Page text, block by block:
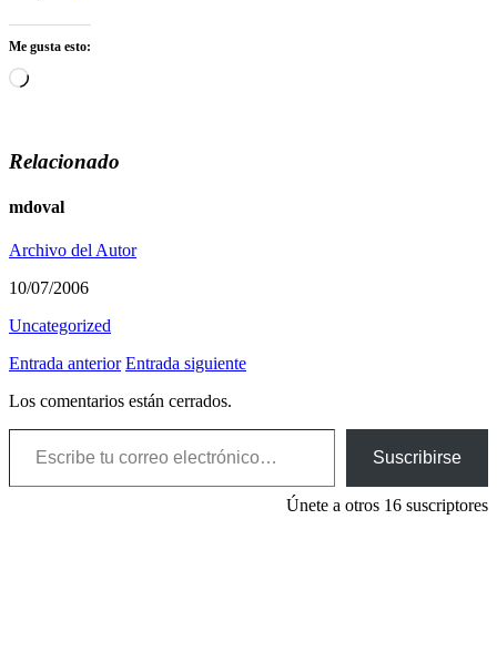
Me gusta esto:
Cargando...
Relacionado
mdoval
Archivo del Autor
10/07/2006
Uncategorized
Entrada anterior Entrada siguiente
Los comentarios están cerrados.
Escribe tu correo electrónico…
Suscribirse
Únete a otros 16 suscriptores